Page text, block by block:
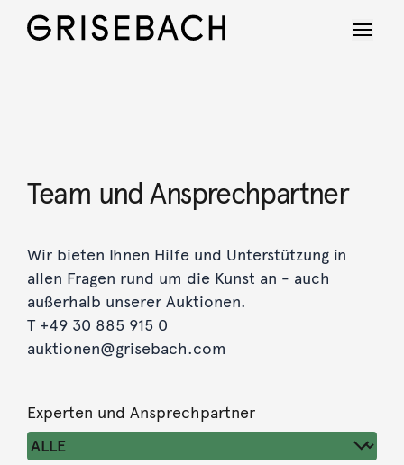
Team und Ansprechpartner
Wir bieten Ihnen Hilfe und Unterstützung in
allen Fragen rund um die Kunst an - auch
außerhalb unserer Auktionen.
T +49 30 885 915 0
auktionen@grisebach.com
Experten und Ansprechpartner